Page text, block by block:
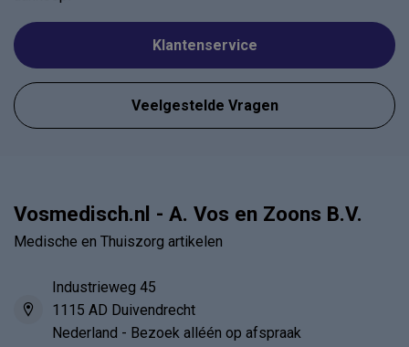
Klantenservice
Veelgestelde Vragen
Vosmedisch.nl - A. Vos en Zoons B.V.
Medische en Thuiszorg artikelen
Industrieweg 45
1115 AD Duivendrecht
Nederland - Bezoek alléén op afspraak